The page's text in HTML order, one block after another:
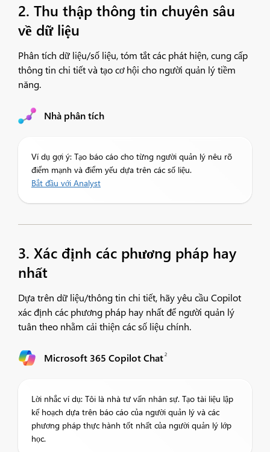
2. Thu thập thông tin chuyên sâu
về dữ liệu
Phân tích dữ liệu/số liệu, tóm tắt các phát hiện, cung cấp
thông tin chi tiết và tạo cơ hội cho người quản lý tiềm
năng.
Nhà phân tích
Ví dụ gợi ý: Tạo báo cáo cho từng người quản lý nêu rõ
điểm mạnh và điểm yếu dựa trên các số liệu.
Bắt đầu với Analyst
3. Xác định các phương pháp hay
nhất
Dựa trên dữ liệu/thông tin chi tiết, hãy yêu cầu Copilot
xác định các phương pháp hay nhất để người quản lý
tuân theo nhằm cải thiện các số liệu chính.​
Microsoft 365 Copilot Chat2
Lời nhắc ví dụ: Tôi là nhà tư vấn nhân sự. Tạo tài liệu lập
kế hoạch dựa trên báo cáo của người quản lý và các
phương pháp thực hành tốt nhất của người quản lý lớp
học.